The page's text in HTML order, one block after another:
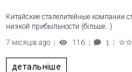
Китайские сталелитейные компании
низкой прибыльности (більше…)
7 місяців ago
116 1
детальніше